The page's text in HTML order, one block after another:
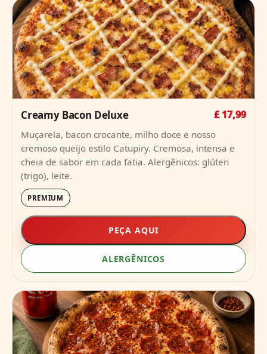
Creamy Bacon Deluxe £ 17,99
Muçarela, bacon crocante, milho doce e nosso
cremoso queijo estilo Catupiry. Cremosa, intensa e
cheia de sabor em cada fatia. Alergênicos: glúten
(trigo), leite.
PREMIUM
PEÇA AQUI
ALERGÊNICOS